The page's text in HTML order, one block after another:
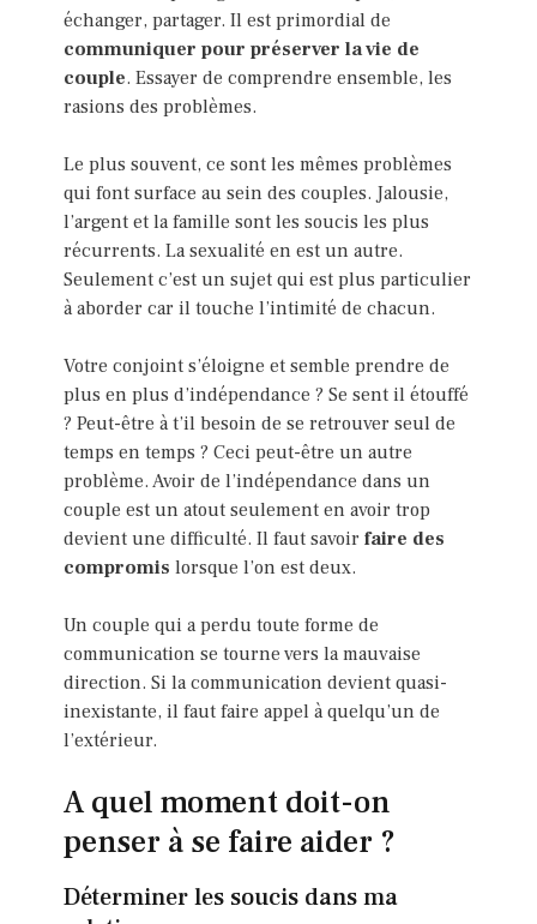
échanger, partager. Il est primordial de
communiquer pour préserver la vie de
couple. Essayer de comprendre ensemble, les
rasions des problèmes.
Le plus souvent, ce sont les mêmes problèmes
qui font surface au sein des couples. Jalousie,
l’argent et la famille sont les soucis les plus
récurrents. La sexualité en est un autre.
Seulement c’est un sujet qui est plus particulier
à aborder car il touche l’intimité de chacun.
Votre conjoint s’éloigne et semble prendre de
plus en plus d’indépendance ? Se sent il étouffé
? Peut-être à t’il besoin de se retrouver seul de
temps en temps ? Ceci peut-être un autre
problème. Avoir de l’indépendance dans un
couple est un atout seulement en avoir trop
devient une difficulté. Il faut savoir faire des
compromis lorsque l’on est deux.
Un couple qui a perdu toute forme de
communication se tourne vers la mauvaise
direction. Si la communication devient quasi-
inexistante, il faut faire appel à quelqu’un de
l’extérieur.
A quel moment doit-on
penser à se faire aider ?
Déterminer les soucis dans ma